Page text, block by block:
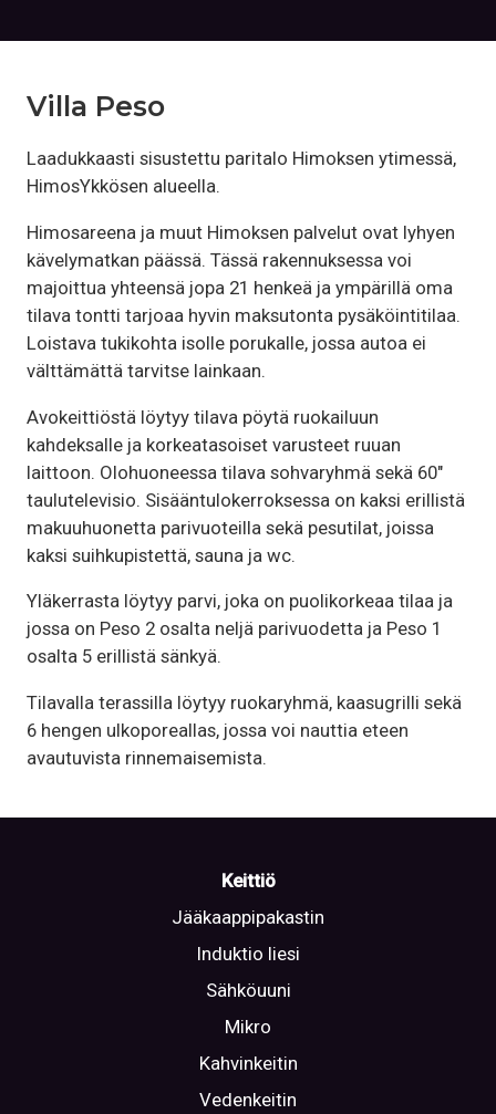
Villa Peso
Laadukkaasti sisustettu paritalo Himoksen ytimessä,
HimosYkkösen alueella.
Himosareena ja muut Himoksen palvelut ovat lyhyen
kävelymatkan päässä. Tässä rakennuksessa voi
majoittua yhteensä jopa 21 henkeä ja ympärillä oma
tilava tontti tarjoaa hyvin maksutonta pysäköintitilaa.
Loistava tukikohta isolle porukalle, jossa autoa ei
välttämättä tarvitse lainkaan.
Avokeittiöstä löytyy tilava pöytä ruokailuun
kahdeksalle ja korkeatasoiset varusteet ruuan
laittoon. Olohuoneessa tilava sohvaryhmä sekä 60″
taulutelevisio. Sisääntulokerroksessa on kaksi erillistä
makuuhuonetta parivuoteilla sekä pesutilat, joissa
kaksi suihkupistettä, sauna ja wc.
Yläkerrasta löytyy parvi, joka on puolikorkeaa tilaa ja
jossa on Peso 2 osalta neljä parivuodetta ja Peso 1
osalta 5 erillistä sänkyä.
Tilavalla terassilla löytyy ruokaryhmä, kaasugrilli sekä
6 hengen ulkoporeallas, jossa voi nauttia eteen
avautuvista rinnemaisemista.
Keittiö
Jääkaappipakastin
Induktio liesi
Sähköuuni
Mikro
Kahvinkeitin
Vedenkeitin